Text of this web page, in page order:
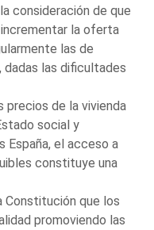
consideración de que
la oferta
las de
las dificultades
precios de la vivienda
social y
España, el acceso a
constituye una
Constitución que los
promoviendo las